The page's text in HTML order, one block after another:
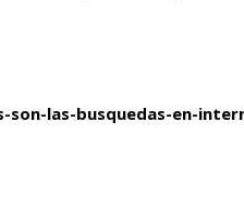
son-las-busquedas-en-